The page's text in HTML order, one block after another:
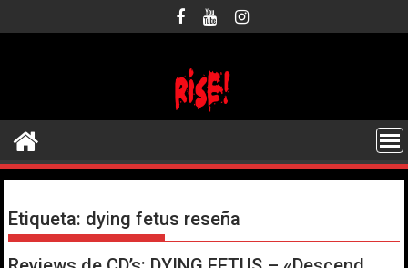
al
Etiqueta: dying fetus reseña